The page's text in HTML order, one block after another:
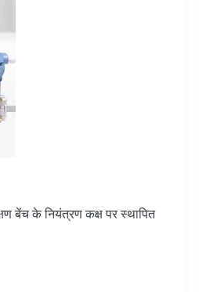
बेंच के नियंत्रण कक्ष पर स्थापित